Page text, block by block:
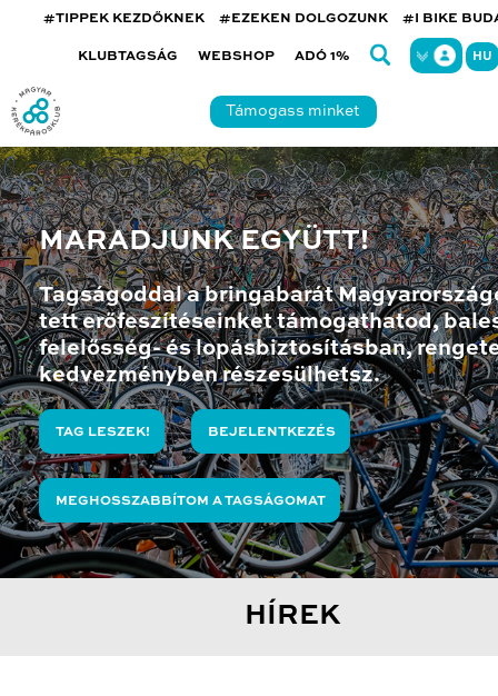
#TIPPEK KEZDŐKNEK #EZEKEN DOLGOZUNK #I BIKE
KLUBTAGSÁG WEBSHOP ADÓ 1% HU
Támogass minket
MARADJUNK EGYÜTT!
Tagságoddal a bringabarát
tett erőfeszítéseinket támogathatod,
felelősség- és lopásbiztosításban,
kedvezményben részesülhetsz.
TAG LESZEK! BEJELENTKEZÉS
MEGHOSSZABBÍTOM A TAGSÁGOMAT
HÍREK